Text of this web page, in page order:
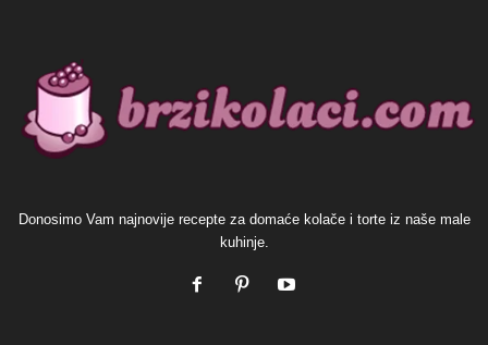
Donosimo Vam najnovije recepte za domaće kolače i torte iz naše male
kuhinje.